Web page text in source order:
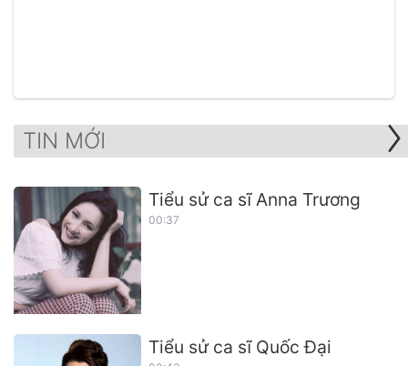
TIN MỚI
Tiểu sử ca sĩ Anna Trương
00:37
Tiểu sử ca sĩ Quốc Đại